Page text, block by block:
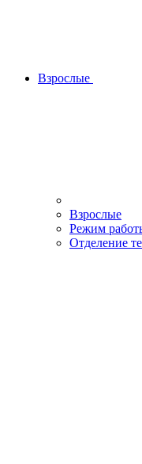
Взрослые
Взрослые
Режим
Отделение